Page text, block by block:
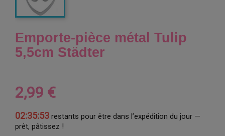
Emporte-pièce métal Tulip
5,5cm Städter
2,99 €
02:35:53 restants pour être dans l’expédition du jour —
prêt, pâtissez !